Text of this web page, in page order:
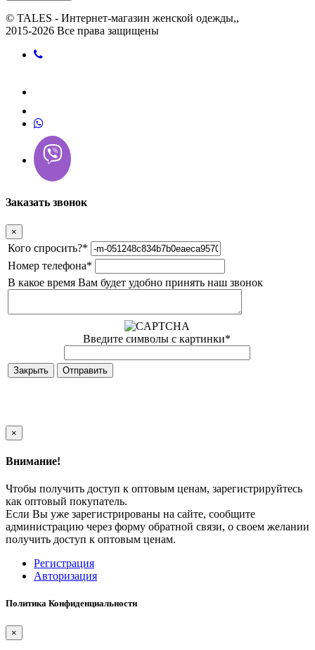
© TALES - Интернет-магазин женской одежды,,
2015-2026 Все права защищены
Заказать звонок
×
Кого спросить?*
Номер телефона*
В какое время Вам будет удобно принять наш звонок
Введите символы с картинки*
Закрыть
×
Внимание!
Чтобы получить доступ к оптовым ценам, зарегистрируйтесь
как оптовый покупатель.
Если Вы уже зарегистрированы на сайте, сообщите
администрацию через форму обратной связи, о своем желании
получить доступ к оптовым ценам.
Регистрация
Авторизация
Политика Конфиденциальности
×